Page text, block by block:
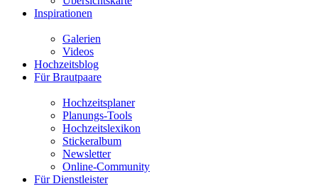
Inspirationen
Galerien
Videos
Hochzeitsblog
Für Brautpaare
Hochzeitsplaner
Planungs-Tools
Hochzeitslexikon
Stickeralbum
Newsletter
Online-Community
Für Dienstleister